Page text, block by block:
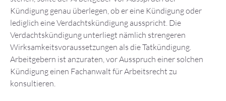
Kündigung genau überlegen, ob er eine Kündigung oder
lediglich eine Verdachtskündigung ausspricht. Die
Verdachtskündigung unterliegt nämlich strengeren
Wirksamkeitsvoraussetzungen als die Tatkündigung.
Arbeitgebern ist anzuraten, vor Ausspruch einer solchen
Kündigung einen Fachanwalt für Arbeitsrecht zu
konsultieren.